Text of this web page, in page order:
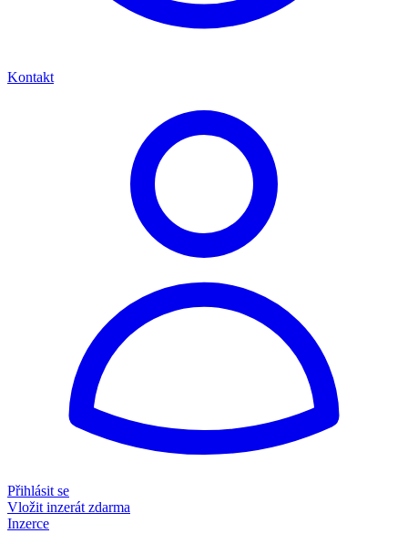
Kontakt
Přihlásit se
Vložit inzerát zdarma
Inzerce